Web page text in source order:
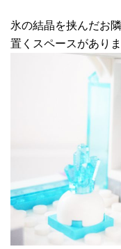
氷の結晶を挟んだお
置くスペースがありま